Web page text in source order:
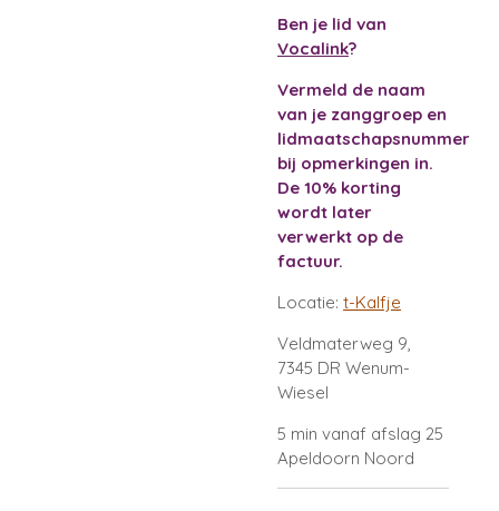
Ben je lid van
Vocalink?
Vermeld de naam
van je zanggroep en
lidmaatschapsnummer
bij opmerkingen in.
De 10% korting
wordt later
verwerkt op de
factuur.
Locatie: t-Kalfje
Veldmaterweg 9,
7345 DR Wenum-
Wiesel
5 min vanaf afslag 25
Apeldoorn Noord